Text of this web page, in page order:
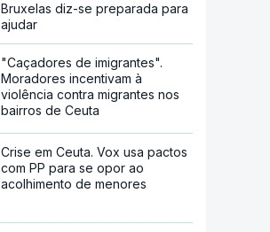
Bruxelas diz-se preparada para
ajudar
"Caçadores de imigrantes".
Moradores incentivam à
violência contra migrantes nos
bairros de Ceuta
Crise em Ceuta. Vox usa pactos
com PP para se opor ao
acolhimento de menores